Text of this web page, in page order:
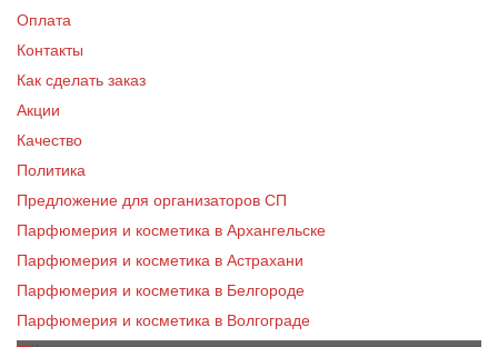
Оплата
Контакты
Как сделать заказ
Акции
Качество
Политика
Предложение для организаторов СП
Парфюмерия и косметика в Архангельске
Парфюмерия и косметика в Астрахани
Парфюмерия и косметика в Белгороде
Парфюмерия и косметика в Волгограде